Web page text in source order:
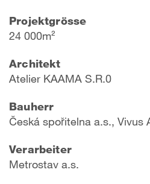
Projektgrösse
24 000m²
Architekt
Atelier KAAMA S.R.0
Bauherr
Česká spořitelna a.s., Vivus
Verarbeiter
Metrostav a.s.